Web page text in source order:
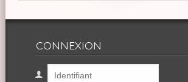
CONNEXION